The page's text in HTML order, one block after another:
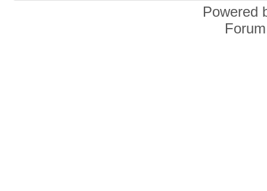
Powered